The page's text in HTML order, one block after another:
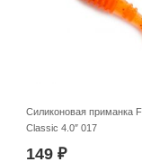
Силиконовая приманка
Classic 4.0″ 017
149 ₽